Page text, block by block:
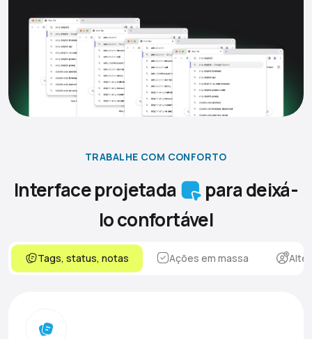
TRABALHE COM CONFORTO
Interface projetada
para deixá-
lo confortável
Tags, status, notas Ações em massa